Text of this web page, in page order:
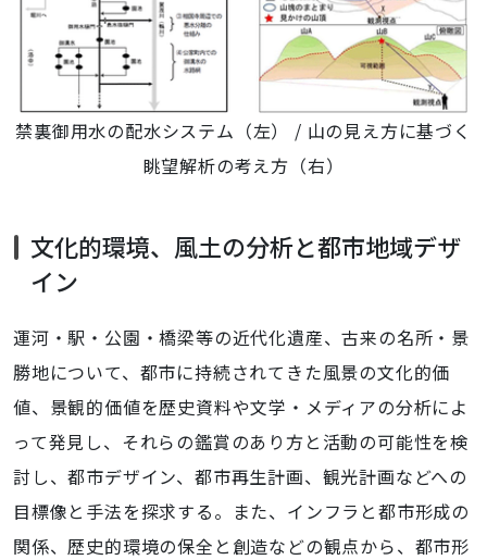
禁裏御用水の配水システム（左） / 山の見え方に基づく
眺望解析の考え方（右）
文化的環境、風土の分析と都市地域デザ
イン
運河・駅・公園・橋梁等の近代化遺産、古来の名所・景
勝地について、都市に持続されてきた風景の文化的価
値、景観的価値を歴史資料や文学・メディアの分析によ
って発見し、それらの鑑賞のあり方と活動の可能性を検
討し、都市デザイン、都市再生計画、観光計画などへの
目標像と手法を探求する。また、インフラと都市形成の
関係、歴史的環境の保全と創造などの観点から、都市形